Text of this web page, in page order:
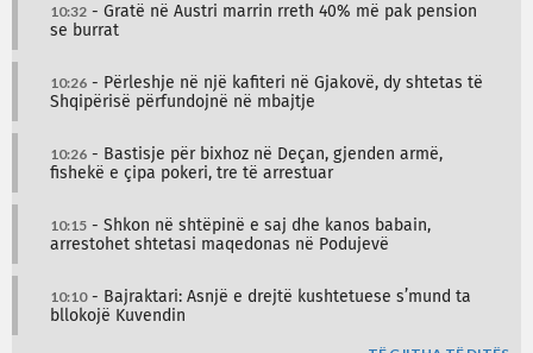
10:32 - Gratë në Austri marrin rreth 40% më pak pension
se burrat
10:26 - Përleshje në një kafiteri në Gjakovë, dy shtetas të
Shqipërisë përfundojnë në mbajtje
10:26 - Bastisje për bixhoz në Deçan, gjenden armë,
fishekë e çipa pokeri, tre të arrestuar
10:15 - Shkon në shtëpinë e saj dhe kanos babain,
arrestohet shtetasi maqedonas në Podujevë
10:10- Bajraktari: Asnjë e drejtë kushtetuese s’mund ta
bllokojë Kuvendin